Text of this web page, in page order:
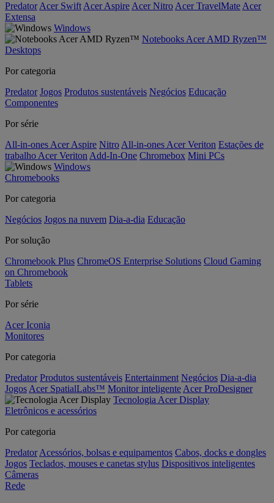
Predator Acer Swift Acer Aspire Acer Nitro Acer TravelMate Acer
Extensa
Windows
Notebooks Acer AMD Ryzen™
Desktops
Por categoria
Predator Jogos Produtos sustentáveis Negócios Educação
Componentes
Por série
All-in-ones Acer Aspire Nitro All-in-ones Acer Veriton Estações de
trabalho Acer Veriton Add-In-One Chromebox Mini PCs
Windows
Chromebooks
Por categoria
Negócios Jogos na nuvem Dia-a-dia Educação
Por solução
Chromebook Plus ChromeOS Enterprise Solutions Cloud Gaming
on Chromebook
Tablets
Por série
Acer Iconia
Monitores
Por categoria
Predator Produtos sustentáveis Entertainment Negócios Dia-a-dia
Jogos Acer SpatialLabs™ Monitor inteligente Acer ProDesigner
Tecnologia Acer Display
Eletrônicos e acessórios
Por categoria
Predator Acessórios, bolsas e equipamentos Cabos, docks e dongles
Jogos Teclados, mouses e canetas stylus Dispositivos inteligentes
Câmeras
Rede